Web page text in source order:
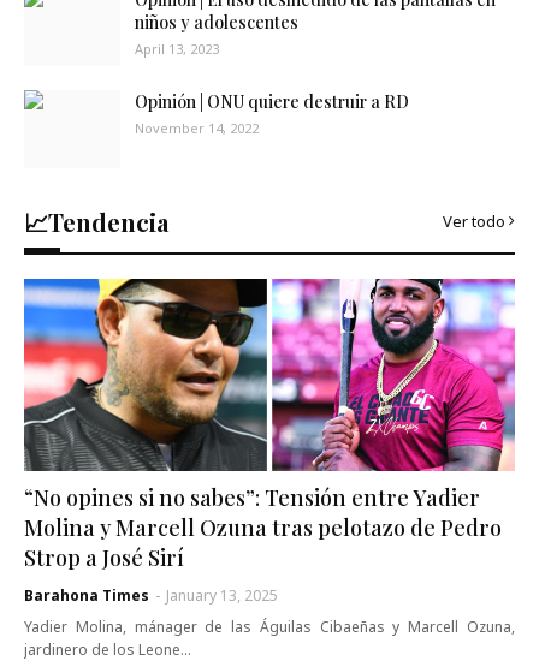
niños y adolescentes
April 13, 2023
Opinión | ONU quiere destruir a RD
November 14, 2022
📈Tendencia Ver todo
“No opines si no sabes”: Tensión entre Yadier
Molina y Marcell Ozuna tras pelotazo de Pedro
Strop a José Sirí
Barahona Times - January 13, 2025
Yadier Molina, mánager de las Águilas Cibaeñas y Marcell Ozuna,
jardinero de los Leone…